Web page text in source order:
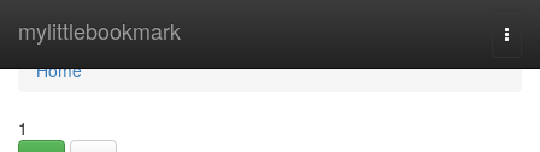
mylittlebookmark
Home
Home
1